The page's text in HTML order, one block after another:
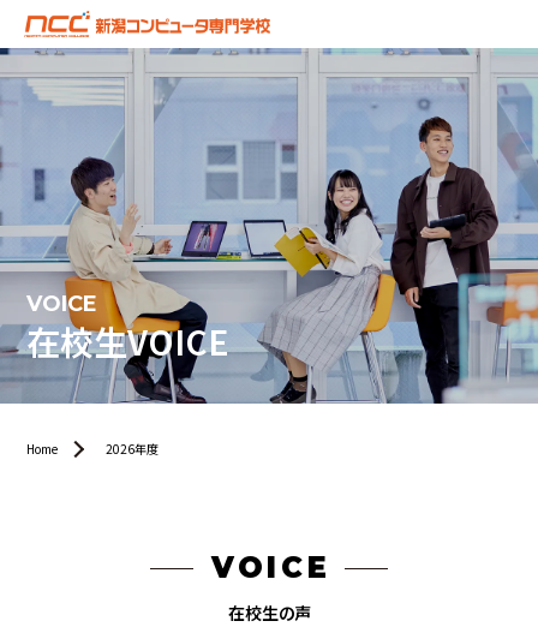
VOICE
在校生VOICE
Home 2026年度
VOICE
在校生の声